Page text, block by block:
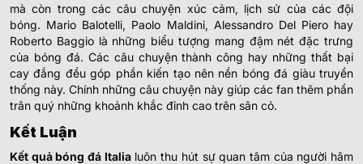
mà còn trong các câu chuyện xúc cảm, lịch sử của các đội
bóng. Mario Balotelli, Paolo Maldini, Alessandro Del Piero hay
Roberto Baggio là những biểu tượng mang đậm nét đặc trưng
của bóng đá. Các câu chuyện thành công hay những thất bại
cay đắng đều góp phần kiến tạo nên nền bóng đá giàu truyền
thống này. Chính những câu chuyện này giúp các fan thêm phần
trân quý những khoảnh khắc đỉnh cao trên sân cỏ.
Kết Luận
Kết quả bóng đá Italialuôn thu hút sự quan tâm của người hâm